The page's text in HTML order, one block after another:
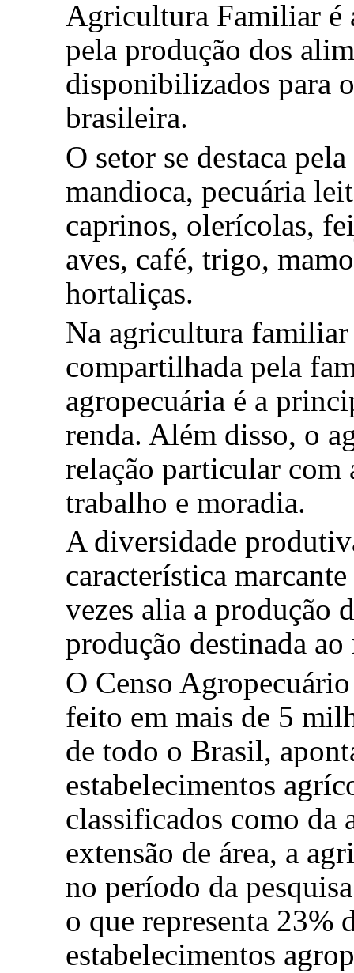
Agricultura Familiar é
pela produção dos
disponibilizados para
brasileira.
O setor se destaca
mandioca, pecuária
caprinos, olerícolas,
aves, café, trigo,
hortaliças.
Na agricultura familiar
compartilhada pela
agropecuária é a
renda. Além disso, o
relação particular com
trabalho e moradia.
A diversidade
característica
vezes alia a produção
produção destinada ao
O Censo
feito em mais de 5
de todo o Brasil,
estabelecimentos
classificados como
extensão de área, a
no período da
o que representa 23%
estabelecimentos